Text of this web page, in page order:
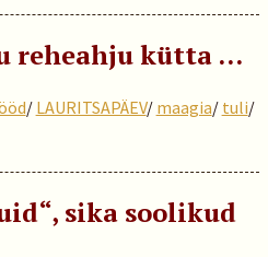
reheahju kütta …
/ LAURITSAPÄEV/ maagia/ tuli/
sika soolikud